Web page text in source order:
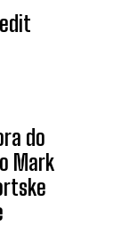
do
Mark